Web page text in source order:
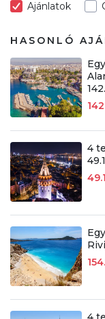
Ajánlatok
HASONLÓ
4